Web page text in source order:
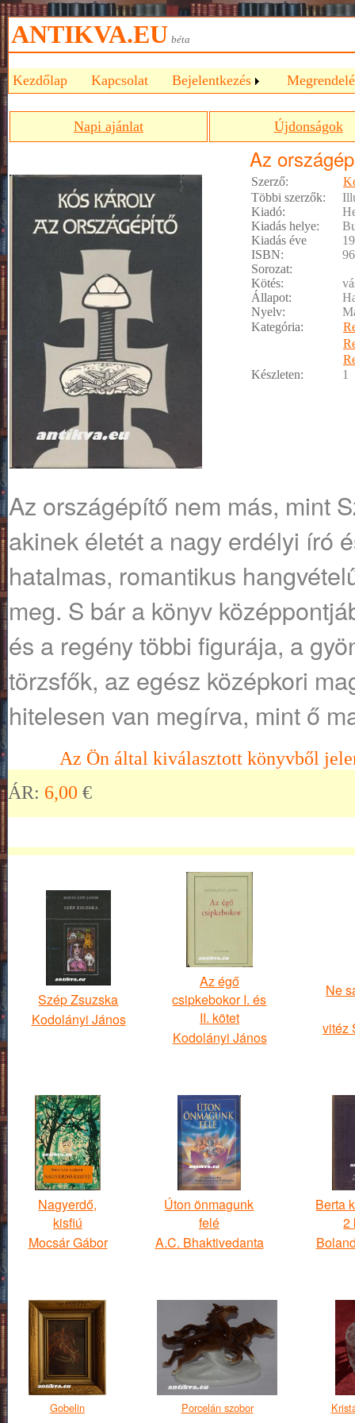
ANTIKVA.EU béta
Kezdőlap Kapcsolat Bejelentkezés
Napi ajánlat Újdonságok
Az
Szerző:
Többi szerzők:
Kiadó:
Kiadás helye:
Kiadás éve
ISBN:
Sorozat:
Kötés:
Állapot:
Nyelv:
Kategória:
Készleten:
1
Az országépítő nem más, mint
akinek életét a nagy erdélyi író
hatalmas, romantikus
meg. S bár a könyv
és a regény többi figurája, a
törzsfők, az egész középkori
hitelesen van megírva, mint ő
Az Ön által kiválasztott könyvből
ÁR: 6,00 €
Szép Zsuzska
Kodolányi János
Az égő
csipkebokor I. és
II. kötet
Kodolányi János
Ne
vitéz
Nagyerdő,
kisfiú
Mocsár Gábor
Úton önmagunk
felé
A.C. Bhaktivedanta
Berta
2
Gobelin Porcelán szobor